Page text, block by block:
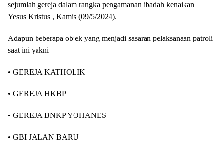
sejumlah gereja dalam rangka pengamanan ibadah kenaikan
Yesus Kristus , Kamis (09/5/2024).
Adapun beberapa objek yang menjadi sasaran pelaksanaan patroli
saat ini yakni
• GEREJA KATHOLIK
• GEREJA HKBP
• GEREJA BNKP YOHANES
• GBI JALAN BARU